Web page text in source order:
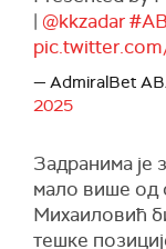
| @kkzadar
— AdmiralBet
2025
Задранима је
мало више од
Михаиловић
тешке